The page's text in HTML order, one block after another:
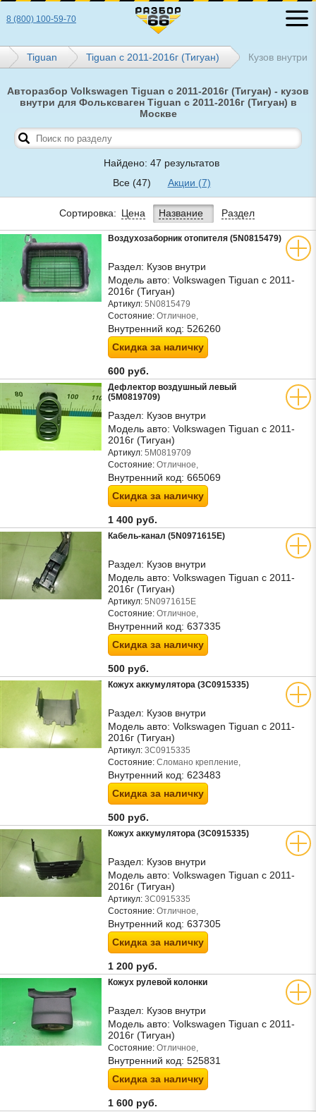
8 (800) 100-59-70
Tiguan Tiguan с 2011-2016г (Тигуан) Кузов внутри
Авторазбор Volkswagen Tiguan с 2011-2016г (Тигуан) - кузов
внутри для Фольксваген Tiguan с 2011-2016г (Тигуан) в
Москве
Найдено: 47 результатов
Все (47) Акции (7)
Сортировка: Цена Название Раздел
Воздухозаборник отопителя (5N0815479)
Раздел: Кузов внутри
Модель авто: Volkswagen Tiguan с 2011-
2016г (Тигуан)
Артикул: 5N0815479
Состояние: Отличное,
Внутренний код: 526260
Скидка за наличку
600 руб.
Дефлектор воздушный левый
(5M0819709)
Раздел: Кузов внутри
Модель авто: Volkswagen Tiguan с 2011-
2016г (Тигуан)
Артикул: 5M0819709
Состояние: Отличное,
Внутренний код: 665069
Скидка за наличку
1 400 руб.
Кабель-канал (5N0971615E)
Раздел: Кузов внутри
Модель авто: Volkswagen Tiguan с 2011-
2016г (Тигуан)
Артикул: 5N0971615E
Состояние: Отличное,
Внутренний код: 637335
Скидка за наличку
500 руб.
Кожух аккумулятора (3C0915335)
Раздел: Кузов внутри
Модель авто: Volkswagen Tiguan с 2011-
2016г (Тигуан)
Артикул: 3C0915335
Состояние: Сломано крепление,
Внутренний код: 623483
Скидка за наличку
500 руб.
Кожух аккумулятора (3C0915335)
Раздел: Кузов внутри
Модель авто: Volkswagen Tiguan с 2011-
2016г (Тигуан)
Артикул: 3C0915335
Состояние: Отличное,
Внутренний код: 637305
Скидка за наличку
1 200 руб.
Кожух рулевой колонки
Раздел: Кузов внутри
Модель авто: Volkswagen Tiguan с 2011-
2016г (Тигуан)
Состояние: Отличное,
Внутренний код: 525831
Скидка за наличку
1 600 руб.